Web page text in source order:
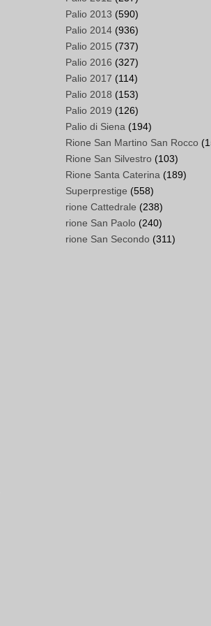
Palio 2013 (590)
Palio 2014 (936)
Palio 2015 (737)
Palio 2016 (327)
Palio 2017 (114)
Palio 2018 (153)
Palio 2019 (126)
Palio di Siena (194)
Rione San Martino San Rocco
Rione San Silvestro (103)
Rione Santa Caterina (189)
Superprestige (558)
rione Cattedrale (238)
rione San Paolo (240)
rione San Secondo (311)